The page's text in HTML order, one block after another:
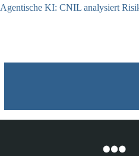
Agentische KI: CNIL analysiert